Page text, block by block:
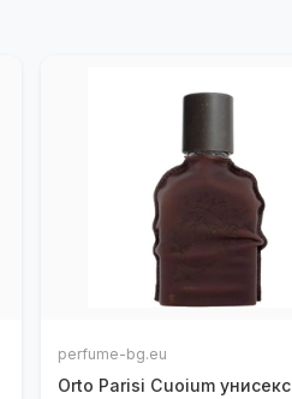
perfume-bg.eu
Orto Parisi Cuoium унисекс